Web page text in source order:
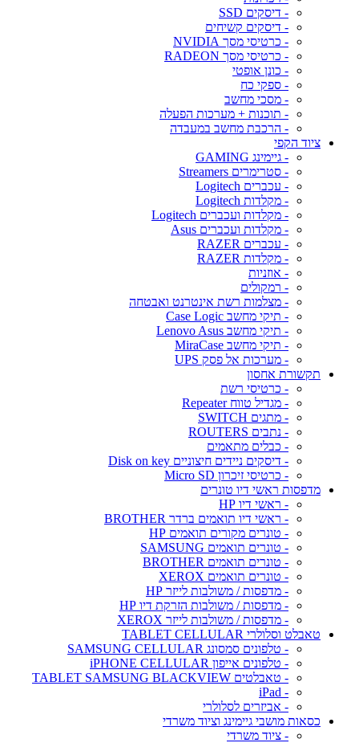
- דיסקים SSD
- דיסקים קשיחים
- כרטיסי מסך NVIDIA
- כרטיסי מסך RADEON
- כונן אופטי
- ספקי כח
- מסכי מחשב
- תוכנות + מערכות הפעלה
- הרכבת מחשב במעבדה
ציוד הקפי
- גיימינג GAMING
- סטרימרים Streamers
- עכברים Logitech
- מקלדות Logitech
- מקלדות ועכברים Logitech
- מקלדות ועכברים Asus
- עכברים RAZER
- מקלדות RAZER
- אוזניות
- רמקולים
- מצלמות רשת אינטרנט ואבטחה
- תיקי מחשב Case Logic
- תיקי מחשב Lenovo Asus
- תיקי מחשב MiraCase
- מערכות אל פסק UPS
תקשורת אחסון
- כרטיסי רשת
- מגדיל טווח Repeater
- מתגים SWITCH
- נתבים ROUTERS
- כבלים מתאמים
- דיסקים ניידים חיצוניים Disk on key
- כרטיסי זיכרון Micro SD
מדפסות ראשי דיו טונרים
- ראשי דיו HP
- ראשי דיו תואמים ברדר BROTHER
- טונרים מקורים תואמים HP
- טונרים תואמים SAMSUNG
- טונרים תואמים BROTHER
- טונרים תואמים XEROX
- מדפסות / משולבות לייזר HP
- מדפסות / משולבות הזרקת דיו HP
- מדפסות / משולבות לייזר XEROX
טאבלט וסלולרי TABLET CELLULAR
- טלפונים סמסונג SAMSUNG CELLULAR
- טלפונים אייפון iPHONE CELLULAR
- טאבלטים TABLET SAMSUNG BLACKVIEW
- iPad
- אביזרים לסלולרי
כסאות מושבי גיימינג וציוד משרדי
- ציוד משרדי